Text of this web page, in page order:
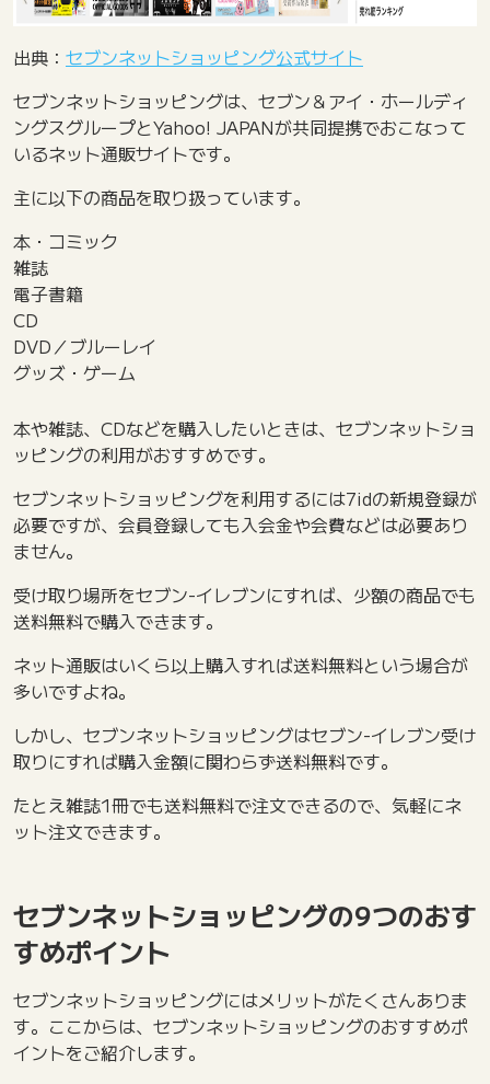
出典： セブンネットショッピング公式サイト
セブンネットショッピングは、セブン＆アイ・ホールディ
ングスグループとYahoo! JAPANが共同提携でおこなって
いるネット通販サイトです。
主に以下の商品を取り扱っています。
本・コミック
雑誌
電子書籍
CD
DVD／ブルーレイ
グッズ・ゲーム
本や雑誌、CDなどを購入したいときは、セブンネットショ
ッピングの利用がおすすめです。
セブンネットショッピングを利用するには7idの新規登録が
必要ですが、会員登録しても入会金や会費などは必要あり
ません。
受け取り場所をセブン-イレブンにすれば、少額の商品でも
送料無料で購入できます。
ネット通販はいくら以上購入すれば送料無料という場合が
多いですよね。
しかし、セブンネットショッピングはセブン-イレブン受け
取りにすれば購入金額に関わらず送料無料です。
たとえ雑誌1冊でも送料無料で注文できるので、気軽にネ
ット注文できます。
セブンネットショッピングの9つのおす
すめポイント
セブンネットショッピングにはメリットがたくさんありま
す。ここからは、セブンネットショッピングのおすすめポ
イントをご紹介します。